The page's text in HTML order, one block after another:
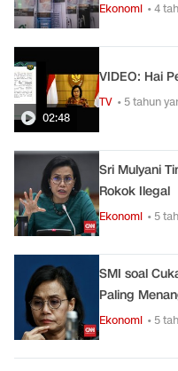
Ekonomi • 4
02:48
VIDEO: Hai
TV • 5 tahun
Sri Mulyani
Rokok Ilegal
Ekonomi • 5
SMI soal
Paling
Ekonomi • 5